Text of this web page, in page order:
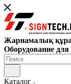
Жарнамалық
Оборудование
Каталог